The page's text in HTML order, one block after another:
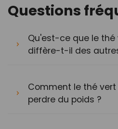
Questions
Qu'est-ce que le thé
diffère-t-il des
Comment le thé
perdre du poids ?